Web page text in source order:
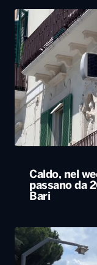
Caldo, nel
passano da
Bari